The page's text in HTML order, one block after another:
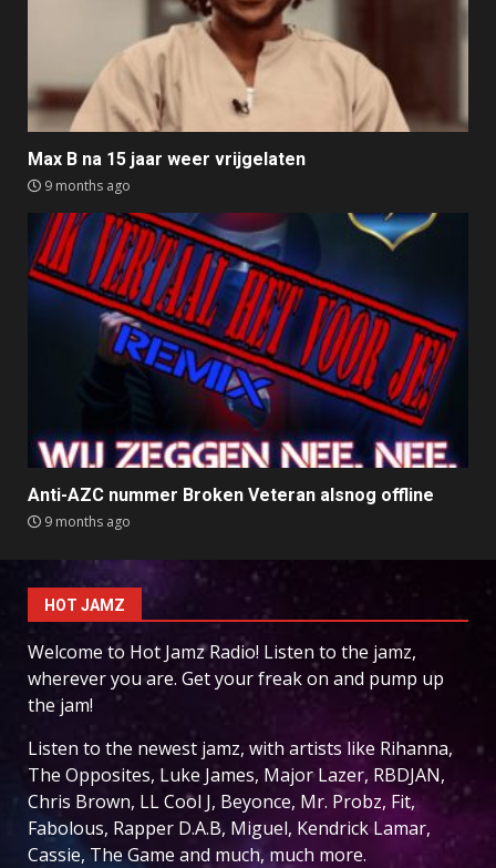
Max B na 15 jaar weer vrijgelaten
9 months ago
Anti-AZC nummer Broken Veteran alsnog offline
9 months ago
HOT JAMZ
Welcome to Hot Jamz Radio! Listen to the jamz,
wherever you are. Get your freak on and pump up
the jam!
Listen to the newest jamz, with artists like Rihanna,
The Opposites, Luke James, Major Lazer, RBDJAN,
Chris Brown, LL Cool J, Beyonce, Mr. Probz, Fit,
Fabolous, Rapper D.A.B, Miguel, Kendrick Lamar,
Cassie, The Game and much, much more.